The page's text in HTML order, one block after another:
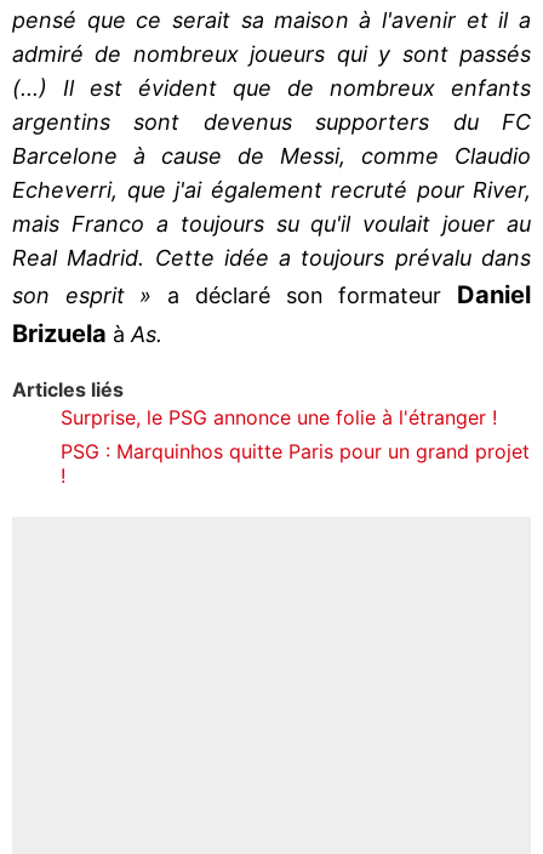
pensé que ce serait sa maison à l'avenir et il a
admiré de nombreux joueurs qui y sont passés
(...) Il est évident que de nombreux enfants
argentins sont devenus supporters du FC
Barcelone à cause de Messi, comme Claudio
Echeverri, que j'ai également recruté pour River,
mais Franco a toujours su qu'il voulait jouer au
Real Madrid. Cette idée a toujours prévalu dans
son esprit » a déclaré son formateur Daniel
Brizuela à As.
Articles liés
Surprise, le PSG annonce une folie à l'étranger !
PSG : Marquinhos quitte Paris pour un grand projet
!